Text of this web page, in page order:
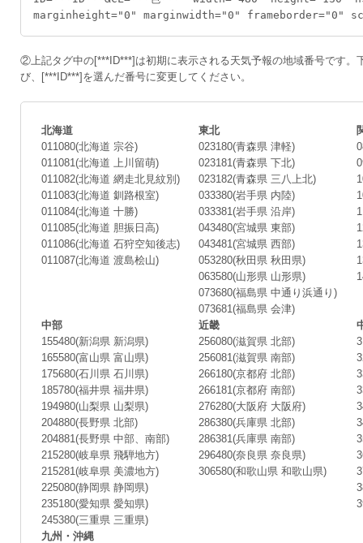
marginheight="0" marginwidth="0" frameborder="0"
②上記タグ中の[***ID***]は初期に表示される天気予報の地域番号です。
び、[***ID***]を選んだ番号に変更してください。
北海道 東北
011080(北海道 宗谷)
023180(青森県 津軽)
011081(北海道 上川留萌)
023181(青森県 下北)
011082(北海道 網走北見紋別)
023182(青森県 三八上北)
011083(北海道 釧路根室)
033380(岩手県 内陸)
011084(北海道 十勝)
033381(岩手県 沿岸)
011085(北海道 胆振日高)
043480(宮城県 東部)
011086(北海道 石狩空知後志)
043481(宮城県 西部)
011087(北海道 渡島桧山)
053280(秋田県 秋田県)
063580(山形県 山形県)
073680(福島県 中通り浜通り)
073681(福島県 会津)
中部
近畿
155480(新潟県 新潟県)
256080(滋賀県 北部)
165580(富山県 富山県)
256081(滋賀県 南部)
175680(石川県 石川県)
266180(京都府 北部)
185780(福井県 福井県)
266181(京都府 南部)
194980(山梨県 山梨県)
276280(大阪府 大阪府)
204880(長野県 北部)
286380(兵庫県 北部)
204881(長野県 中部、南部)
286381(兵庫県 南部)
215280(岐阜県 飛騨地方)
296480(奈良県 奈良県)
215281(岐阜県 美濃地方)
306580(和歌山県 和歌山県)
225080(静岡県 静岡県)
235180(愛知県 愛知県)
245380(三重県 三重県)
九州・沖縄